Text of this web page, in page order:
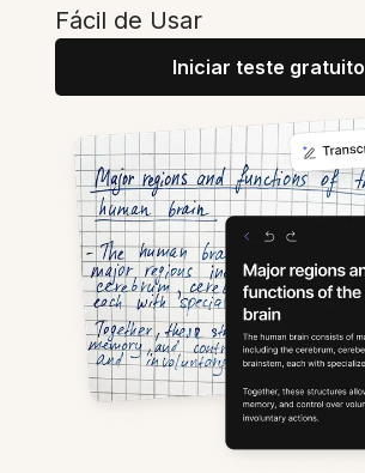
Fácil de Usar
Iniciar teste gratuito